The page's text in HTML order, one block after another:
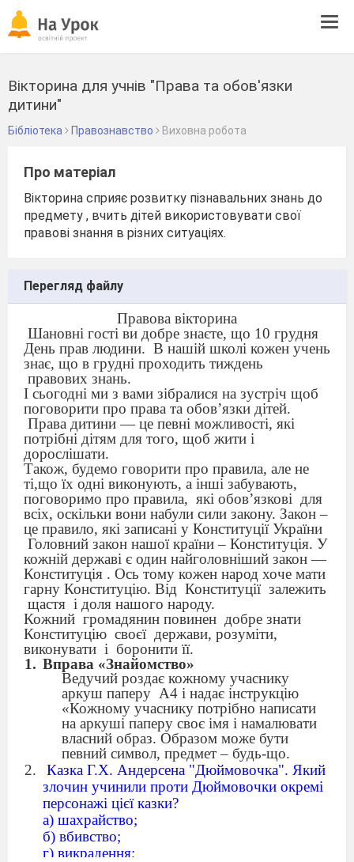
Вікторина для учнів "Права та обов'язки
дитини"
Бібліотека Правознавство Виховна робота
Про матеріал
Вікторина сприяє розвитку пізнавальних знань до
предмету , вчить дітей використовувати свої
правові знання в різних ситуаціях.
Перегляд файлу
Правова вікторина
Шановні гості ви добре знаєте, що 10 грудня
День прав людини. В нашій школі кожен учень
знає, що в грудні проходить тиждень
правових знань.
І сьогодні ми з вами зібралися на зустріч щоб
поговорити про права та обов’язки дітей.
Права дитини — це певні можливості, які
потрібні дітям для того, щоб жити і
дорослішати.
Також, будемо говорити про правила, але не
ті,що їх одні виконують, а інші забувають,
поговоримо про правила, які обов’язкові для
всіх, оскільки вони набули сили закону. Закон –
це правило, які записані у Конституції України
Головний закон нашої країни – Конституція. У
кожній державі є один найголовніший закон —
Конституція . Ось тому кожен народ хоче мати
гарну Конституцію. Від Конституції залежить
щастя і доля нашого народу.
Кожний громадянин повинен добре знати
Конституцію своєї держави, розуміти,
виконувати і боронити її.
Вправа «Знайомство»
Ведучий роздає кожному учаснику
аркуш паперу А4 і надає інструкцію
«Кожному учаснику потрібно написати
на аркуші паперу своє імя і намалювати
власний образ. Образом може бути
певний символ, предмет – будь-що.
Казка Г.Х. Андерсена "Дюймовочка". Який
злочин учинили проти Дюймовочки окремі
персонажі цієї казки?
а) шахрайство;
б) вбивство;
г) викрадення;